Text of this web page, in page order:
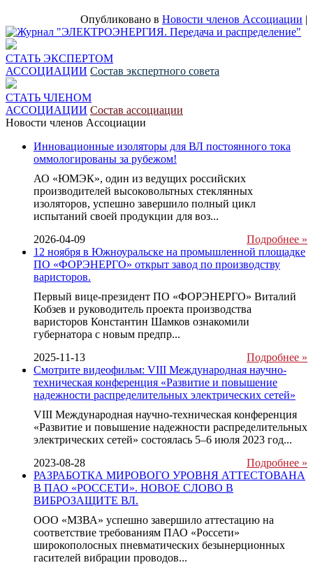
Опубликовано в Новости членов Ассоциации |
СТАТЬ ЭКСПЕРТОМ
АССОЦИАЦИИ Состав экспертного совета
СТАТЬ ЧЛЕНОМ
АССОЦИАЦИИ Состав ассоциации
Новости членов Ассоциации
Инновационные изоляторы для ВЛ постоянного тока
оммологированы за рубежом!
АО «ЮМЭК», один из ведущих российских
производителей высоковольтных стеклянных
изоляторов, успешно завершило полный цикл
испытаний своей продукции для воз...
2026-04-09
Подробнее »
12 ноября в Южноуральске на промышленной площадке
ПО «ФОРЭНЕРГО» открыт завод по производству
варисторов.
Первый вице-президент ПО «ФОРЭНЕРГО» Виталий
Кобзев и руководитель проекта производства
варисторов Константин Шамков ознакомили
губернатора с новым предпр...
2025-11-13
Подробнее »
Смотрите видеофильм: VIII Международная научно-
техническая конференция «Развитие и повышение
надежности распределительных электрических сетей»
VIII Международная научно-техническая конференция
«Развитие и повышение надежности распределительных
электрических сетей» состоялась 5–6 июля 2023 год...
2023-08-28
Подробнее »
РАЗРАБОТКА МИРОВОГО УРОВНЯ АТТЕСТОВАНА
В ПАО «РОССЕТИ». НОВОЕ СЛОВО В
ВИБРОЗАЩИТЕ ВЛ.
ООО «МЗВА» успешно завершило аттестацию на
соответствие требованиям ПАО «Россети»
широкополосных пневматических безынерционных
гасителей вибрации проводов...